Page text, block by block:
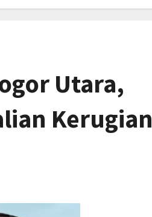
Utara,
Kerugian